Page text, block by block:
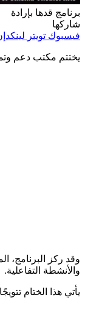
برنامج قدها بإرادة
شاركها
فيسبوك تويتر
يختتم مكتب دعم
وقد ركز البرنامج،
والأنشطة التفاعلية.
يأتي هذا الختام